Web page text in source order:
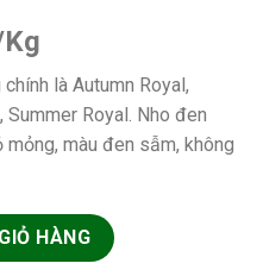
là Autumn Royal,
Royal. Nho đen
màu đen sẫm, không
HÀNG